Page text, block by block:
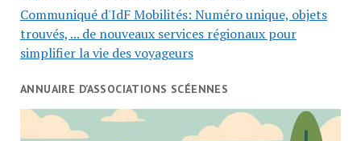
Communiqué d'IdF Mobilités: Numéro unique, objets
trouvés, ... de nouveaux services régionaux pour
simplifier la vie des voyageurs
ANNUAIRE D’ASSOCIATIONS SCÉENNES